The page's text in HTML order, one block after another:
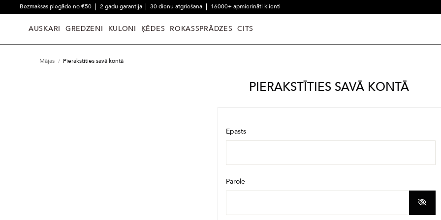
Bezmaksas piegāde no €50 2 gadu garantija 30 dienu atgriešana 16000+ apmierināti klienti
AUSKARI GREDZENI KULONI ĶĒDES ROKASSPRĀDZES CITS
Mājas Pierakstīties savā kontā
PIERAKSTĪTIES SAVĀ KONTĀ
Epasts
Parole